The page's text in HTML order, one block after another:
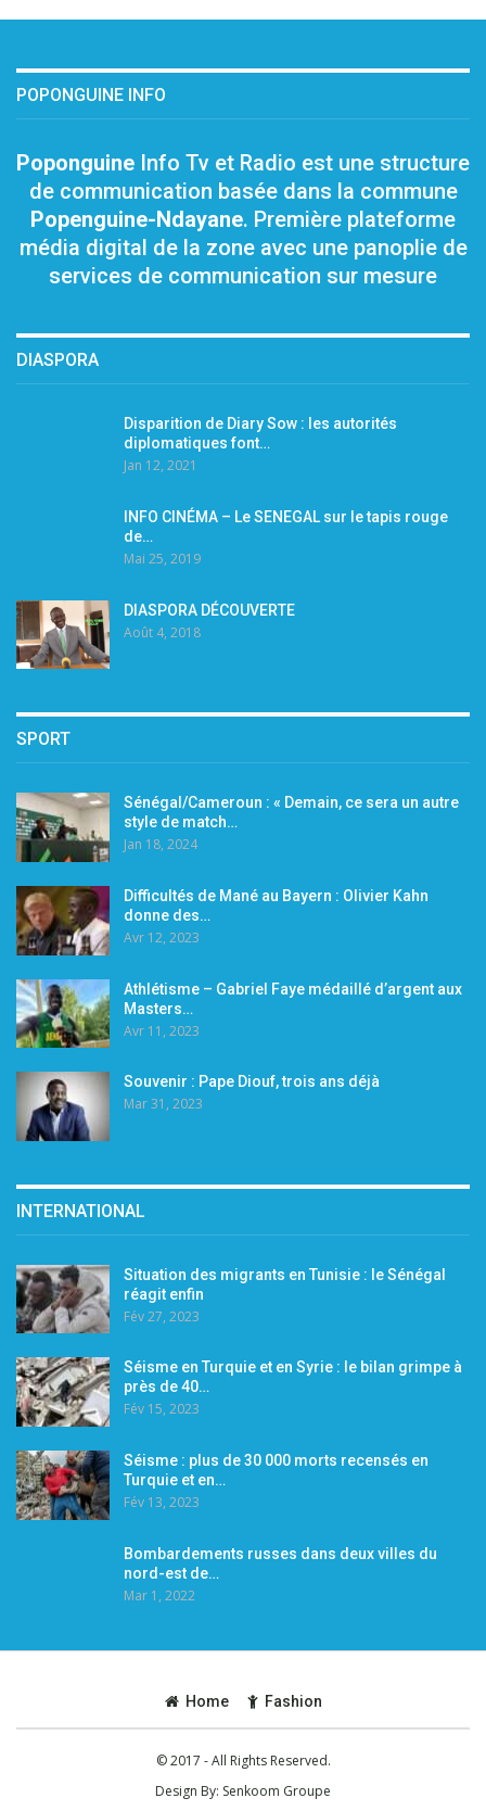
POPONGUINE INFO
Poponguine Info Tv et Radio est une structure
de communication basée dans la commune
Popenguine-Ndayane. Première plateforme
média digital de la zone avec une panoplie de
services de communication sur mesure
DIASPORA
Disparition de Diary Sow : les autorités
diplomatiques font…
Jan 12, 2021
INFO CINÉMA – Le SENEGAL sur le tapis rouge
de…
Mai 25, 2019
DIASPORA DÉCOUVERTE
Août 4, 2018
SPORT
Sénégal/Cameroun : « Demain, ce sera un autre
style de match…
Jan 18, 2024
Difficultés de Mané au Bayern : Olivier Kahn
donne des…
Avr 12, 2023
Athlétisme – Gabriel Faye médaillé d’argent aux
Masters…
Avr 11, 2023
Souvenir : Pape Diouf, trois ans déjà
Mar 31, 2023
INTERNATIONAL
Situation des migrants en Tunisie : le Sénégal
réagit enfin
Fév 27, 2023
Séisme en Turquie et en Syrie : le bilan grimpe à
près de 40…
Fév 15, 2023
Séisme : plus de 30 000 morts recensés en
Turquie et en…
Fév 13, 2023
Bombardements russes dans deux villes du
nord-est de…
Mar 1, 2022
Home Fashion
© 2017 - All Rights Reserved.
Design By: Senkoom Groupe